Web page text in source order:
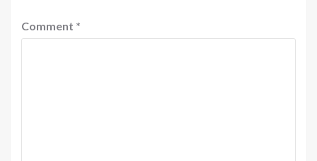
Comment *